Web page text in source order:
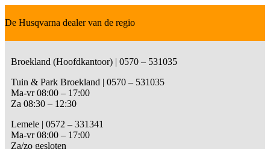
De Husqvarna dealer van de regio
Broekland (Hoofdkantoor) | 0570 – 531035
Tuin & Park Broekland | 0570 – 531035
Ma-vr 08:00 – 17:00
Za 08:30 – 12:30
Lemele | 0572 – 331341
Ma-vr 08:00 – 17:00
Za/zo gesloten